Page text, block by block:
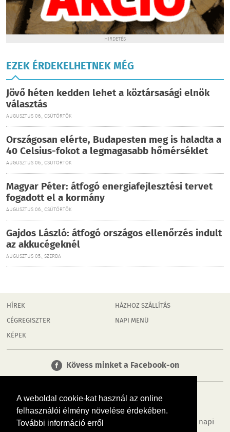
A weboldal cookie-kat használ az online
felhasználói élmény növelése érdekében.
További információ erről
HIRDETÉS
EZEK ÉRDEKELHETNEK MÉG
Jövő héten kedden lehet a köztársasági elnök
választás
AUGUSZTUS 06., CSÜTÖRTÖK
Országosan elérte, Budapesten meg is haladta a
40 Celsius-fokot a legmagasabb hőmérséklet
AUGUSZTUS 06., CSÜTÖRTÖK
Magyar Péter: átfogó energiafejlesztési tervet
fogadott el a kormány
AUGUSZTUS 06., CSÜTÖRTÖK
Gajdos László: átfogó országos ellenőrzés indult
az akkucégeknél
AUGUSZTUS 05., SZERDA
HÍREK
CÉGREGISZTER
KÉPEK
HÁZHOZ SZÁLLÍTÁS
NAPI MENÜ
Kövess minket a Facebook-on
Tudj meg többet városodról! Hírek, programok, képek, napi